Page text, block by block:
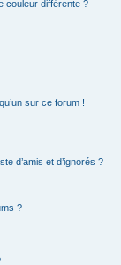
couleur différente ?
sur ce forum !
d’amis et d’ignorés ?
?